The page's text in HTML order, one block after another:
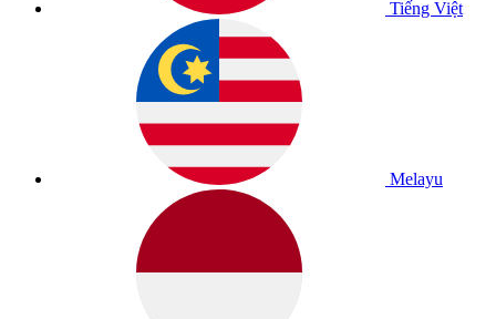
Tiếng Việt
Melayu